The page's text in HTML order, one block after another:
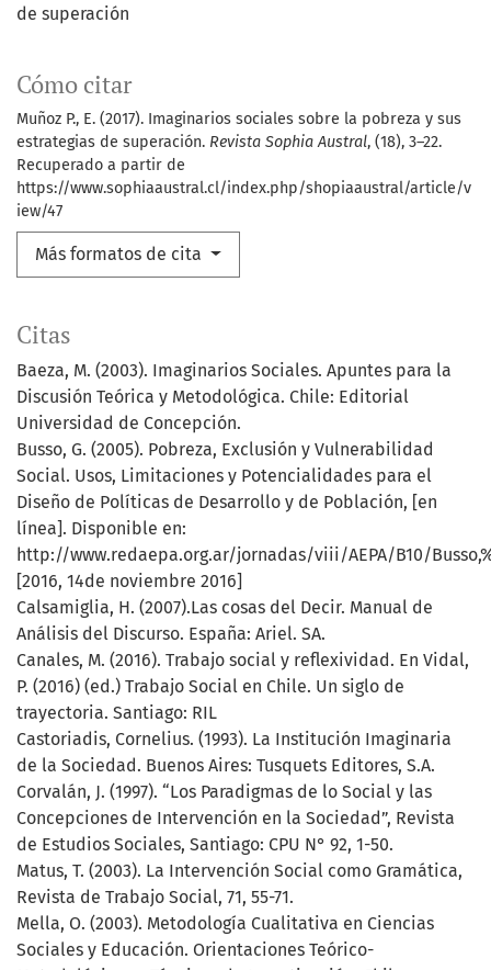
de superación
Cómo citar
Muñoz P., E. (2017). Imaginarios sociales sobre la pobreza y sus
estrategias de superación. Revista Sophia Austral, (18), 3–22.
Recuperado a partir de
https://www.sophiaaustral.cl/index.php/shopiaaustral/article/v
iew/47
Más formatos de cita
Citas
Baeza, M. (2003). Imaginarios Sociales. Apuntes para la
Discusión Teórica y Metodológica. Chile: Editorial
Universidad de Concepción.
Busso, G. (2005). Pobreza, Exclusión y Vulnerabilidad
Social. Usos, Limitaciones y Potencialidades para el
Diseño de Políticas de Desarrollo y de Población, [en
línea]. Disponible en:
http://www.redaepa.org.ar/jornadas/viii/AEPA/B10/
[2016, 14de noviembre 2016]
Calsamiglia, H. (2007).Las cosas del Decir. Manual de
Análisis del Discurso. España: Ariel. SA.
Canales, M. (2016). Trabajo social y reflexividad. En Vidal,
P. (2016) (ed.) Trabajo Social en Chile. Un siglo de
trayectoria. Santiago: RIL
Castoriadis, Cornelius. (1993). La Institución Imaginaria
de la Sociedad. Buenos Aires: Tusquets Editores, S.A.
Corvalán, J. (1997). “Los Paradigmas de lo Social y las
Concepciones de Intervención en la Sociedad”, Revista
de Estudios Sociales, Santiago: CPU N° 92, 1-50.
Matus, T. (2003). La Intervención Social como Gramática,
Revista de Trabajo Social, 71, 55-71.
Mella, O. (2003). Metodología Cualitativa en Ciencias
Sociales y Educación. Orientaciones Teórico-